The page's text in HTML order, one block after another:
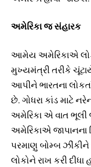
અમેરિકા જ સંહારક
આમેય અમેરિકાએ
મુખ્યમંત્રી તરીકે
આપીને ભારતના
છે. ગોધરા કાંડ માટે
અમેરિકા એ વાત
અમેરિકાએ જાપાનના
પરમાણુ બોમ્બ ઝીંકીને
લોકોને રાખ કરી દીધા